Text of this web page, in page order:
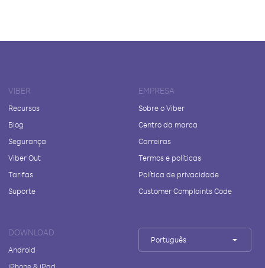
VIBER
Recursos
Blog
Segurança
Viber Out
Tarifas
Suporte
EMPRESA
Sobre o Viber
Centro da marca
Carreiras
Termos e políticas
Política de privacidade
Customer Complaints Code
DOWNLOAD
Android
Português